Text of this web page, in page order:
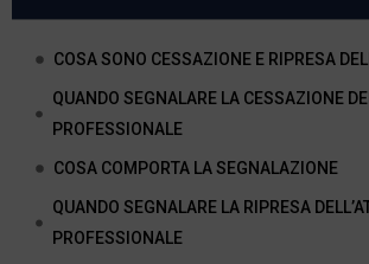
COSA SONO CESSAZIONE E RIPRESA
QUANDO SEGNALARE LA CESSAZIONE
PROFESSIONALE
COSA COMPORTA LA SEGNALAZIONE
QUANDO SEGNALARE LA RIPRESA
PROFESSIONALE